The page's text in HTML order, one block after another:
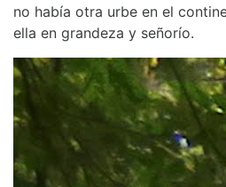
no había otra urbe en el
ella en grandeza y señorío.